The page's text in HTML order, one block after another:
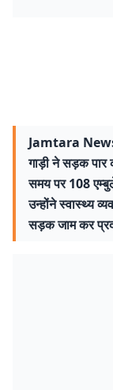
Jamtara
गाड़ी ने सड़क पार
समय पर 108
उन्होंने स्वास्थ्य
सड़क जाम कर